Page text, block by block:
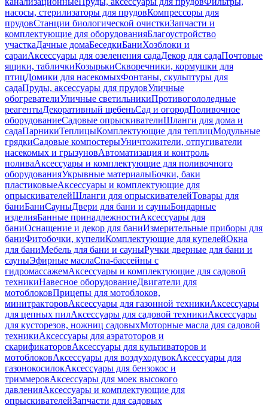
насосы, стерилизаторы для прудовКомпрессоры для
прудовСтанции биологической очисткиЗапчасти и
комплектующие для оборудованияБлагоустройство
участкаДачные домаБеседкиБаниХозблоки и
сараиАксессуары для озеленения садаДекор для садаПочтовые
ящики, табличкиКозырькиСкворечники, кормушки для
птицДомики для насекомыхФонтаны, скульптуры для
садаПруды, аксессуары для прудовУличные
обогревателиУличные светильникиПротивогололедные
реагентыДекоративный щебеньСад и огородПоливочное
оборудованиеСадовые опрыскивателиШланги для дома и
садаПарникиТеплицыКомплектующие для теплицМодульные
грядкиСадовые компостерыУничтожители, отпугиватели
насекомых и грызуновАвтоматизация и контроль
поливаАксессуары и комплектующие для поливочного
оборудованияУкрывные материалыБочки, баки
пластиковыеАксессуары и комплектующие для
опрыскивателейШланги для опрыскивателейТовары для
баниБаниСауныДвери для бани и сауныБондарные
изделияБанные принадлежностиАксессуары для
баниОснащение и декор для баниИзмерительные приборы для
баниФитобочки, купелиКомплектующие для купелейОкна
для баниМебель для бани и сауныРучки дверные для бани и
сауныЭфирные маслаСпа-бассейны с
гидромассажемАксессуары и комплектующие для садовой
техникиНавесное оборудованиеДвигатели для
мотоблоковПрицепы для мотоблоков,
минитракторовАксессуары для газонной техникиАксессуары
для цепных пилАксессуары для садовой техникиАксессуары
для кусторезов, ножниц садовыхМоторные масла для садовой
техникиАксессуары для аэратоторов и
скарификаторовАксессуары для культиваторов и
мотоблоковАксессуары для воздуходувокАксессуары для
газонокосилокАксессуары для бензокос и
триммеровАксессуары для моек высокого
давленияАксессуары и комплектующие для
опрыскивателейЗапчасти для садовых